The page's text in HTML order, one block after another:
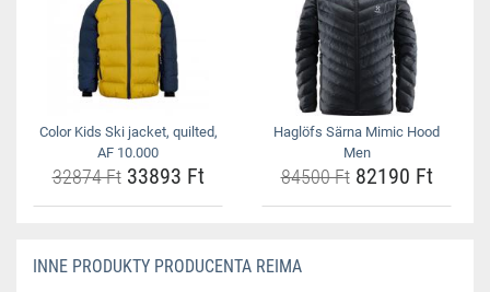
Color Kids Ski jacket, quilted,
AF 10.000
32874 Ft33893 Ft
Haglöfs Särna Mimic Hood
Men
84500 Ft82190 Ft
INNE PRODUKTY PRODUCENTA REIMA